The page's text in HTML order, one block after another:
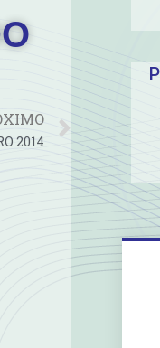
2014